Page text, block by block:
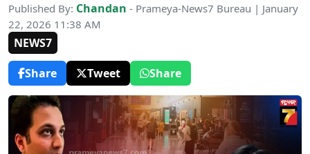
Published By: Chandan - Prameya-News7 Bureau | January
22, 2026 11:38 AM
NEWS7
Share
Tweet Share